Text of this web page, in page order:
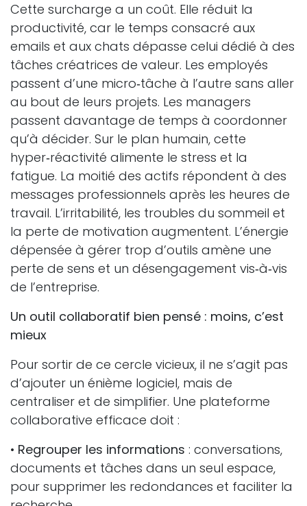
Cette surcharge a un coût. Elle réduit la
productivité, car le temps consacré aux
emails et aux chats dépasse celui dédié à des
tâches créatrices de valeur. Les employés
passent d’une micro‑tâche à l’autre sans aller
au bout de leurs projets. Les managers
passent davantage de temps à coordonner
qu’à décider. Sur le plan humain, cette
hyper‑réactivité alimente le stress et la
fatigue. La moitié des actifs répondent à des
messages professionnels après les heures de
travail. L’irritabilité, les troubles du sommeil et
la perte de motivation augmentent. L’énergie
dépensée à gérer trop d’outils amène une
perte de sens et un désengagement vis‑à‑vis
de l’entreprise.
Un outil collaboratif bien pensé : moins, c’est
mieux
Pour sortir de ce cercle vicieux, il ne s’agit pas
d’ajouter un énième logiciel, mais de
centraliser et de simplifier. Une plateforme
collaborative efficace doit :
• Regrouper les informations : conversations,
documents et tâches dans un seul espace,
pour supprimer les redondances et faciliter la